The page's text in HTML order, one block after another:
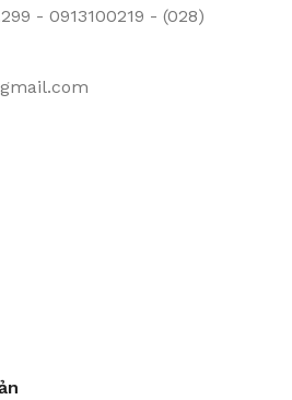
- 0913100219 - (028)